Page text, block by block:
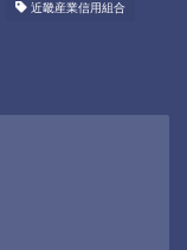
近畿産業信用組合